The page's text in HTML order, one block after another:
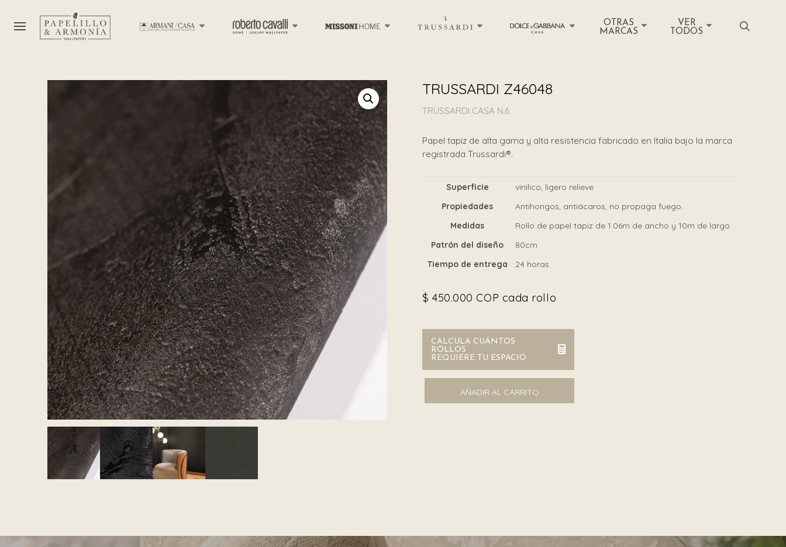
OTRAS
MARCAS
VER
TODOS
TRUSSARDI Z46048
TRUSSARDI CASA N.6
Papel tapiz de alta gama y alta resistencia fabricado en Italia bajo la marca
registrada Trussardi®.
Superficie
vinilico, ligero relieve
Propiedades
Antihongos, antiácaros, no propaga fuego.
Medidas
Rollo de papel tapiz de 1.06m de ancho y 10m de largo.
Patrón del diseño
80cm
Tiempo de entrega
24 horas
$ 450.000 COP cada rollo
CALCULA CUÁNTOS
ROLLOS
REQUIERE TU ESPACIO
AÑADIR AL CARRITO